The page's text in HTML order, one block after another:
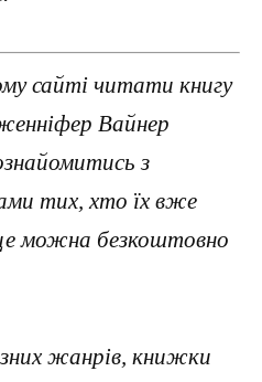
сайті читати книгу
Вайнер
з
тих, хто їх вже
можна безкоштовно
жанрів, книжки